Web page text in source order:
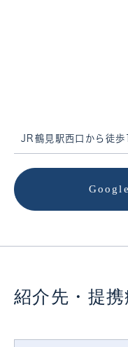
JR鶴見駅西口から徒歩
紹介先・提